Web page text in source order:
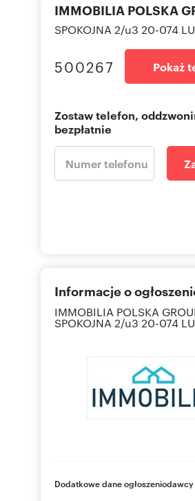
IMMOBILIA POLSKA
SPOKOJNA 2/u3 20-074
500267 Pokaż
Zostaw telefon,
bezpłatnie
Informacje o
IMMOBILIA POLSKA
SPOKOJNA 2/u3 20-074
Dodatkowe dane ogłoszeniodawcy